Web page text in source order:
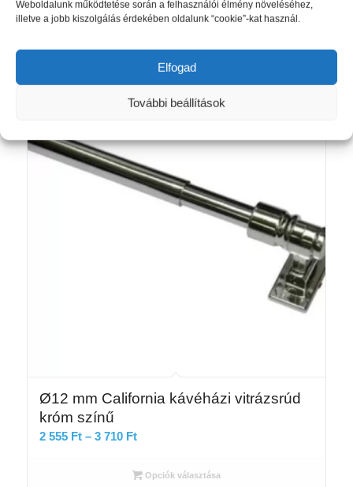
Weboldalunk működtetése során a felhasználói élmény növeléséhez,
illetve a jobb kiszolgálás érdekében oldalunk “cookie”-kat használ.
Elfogad
További beállítások
8 440Ft – 21 090FtÁrtartomány:
8
090 Ft
Ø12 mm California kávéházi vitrázsrúd
króm színű
2 555 Ft – 3 710 FtÁrtartomány:
555 Ft
Opciók választása